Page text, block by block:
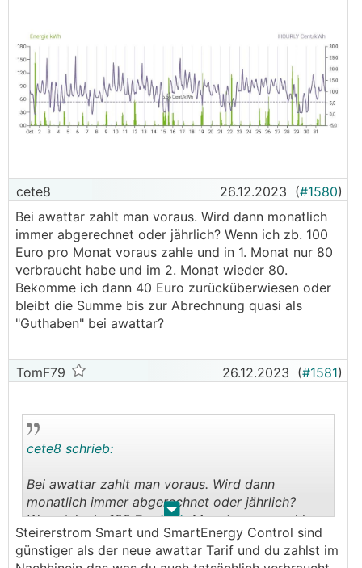
cete8 26.12.2023 (#1580)
Bei awattar zahlt man voraus. Wird dann monatlich
immer abgerechnet oder jährlich? Wenn ich zb. 100
Euro pro Monat voraus zahle und in 1. Monat nur 80
verbraucht habe und im 2. Monat wieder 80.
Bekomme ich dann 40 Euro zurücküberwiesen oder
bleibt die Summe bis zur Abrechnung quasi als
"Guthaben" bei awattar?
TomF79 26.12.2023 (#1581)
. .
cete8 schrieb:
Bei awattar zahlt man voraus. Wird dann
monatlich immer abgerechnet oder jährlich?
Wenn ich zb. 100 Euro pro Monat voraus zahle
und in 1. Monat nur 80 verbraucht habe und im 2.
Monat wieder 80. Bekomme ich dann 40 Euro
Steirerstrom Smart und SmartEnergy Control sind
günstiger als der neue awattar Tarif und du zahlst im